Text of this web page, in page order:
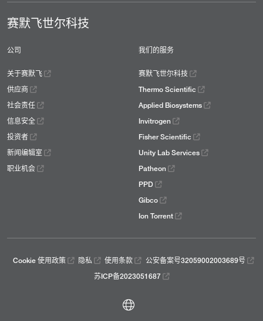
赛默飞世尔科技
公司
关于赛默飞
供应商
社会责任
信息安全
投资者
新闻编辑室
职业机会
我们的服务
赛默飞世尔科技
Thermo Scientific
Applied Biosystems
Invitrogen
Fisher Scientific
Unity Lab Services
Patheon
PPD
Gibco
Ion Torrent
Cookie 使用政策 隐私 使用条款
公安备案号32059002003689号
苏ICP备2023051687